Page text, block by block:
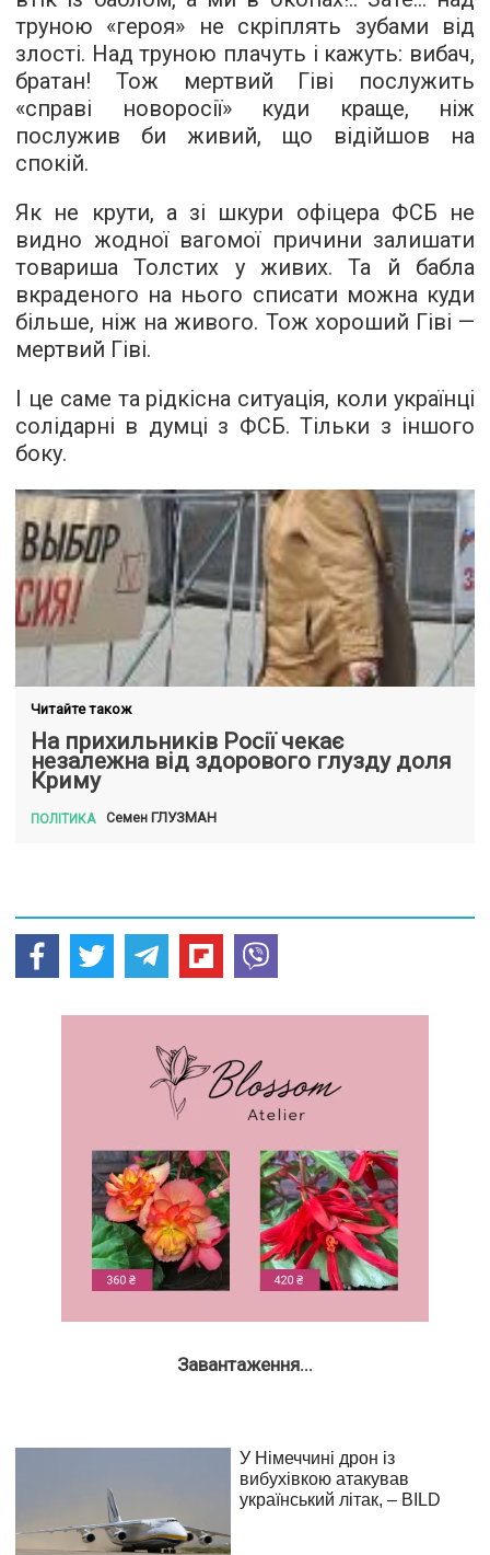
труною «героя» не скріплять зубами від
злості. Над труною плачуть і кажуть: вибач,
братан! Тож мертвий Гіві послужить
«справі новоросії» куди краще, ніж
послужив би живий, що відійшов на
спокій.
Як не крути, а зі шкури офіцера ФСБ не
видно жодної вагомої причини залишати
товариша Толстих у живих. Та й бабла
вкраденого на нього списати можна куди
більше, ніж на живого. Тож хороший Гіві —
мертвий Гіві.
І це саме та рідкісна ситуація, коли українці
солідарні в думці з ФСБ. Тільки з іншого
боку.
Читайте також
На прихильників Росії чекає
незалежна від здорового глузду доля
Криму
ПОЛІТИКА Семен ГЛУЗМАН
Завантаження...